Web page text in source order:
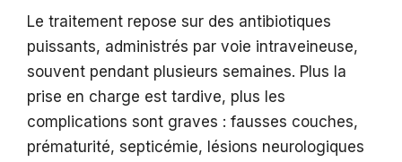
Le traitement repose sur des antibiotiques
puissants, administrés par voie intraveineuse,
souvent pendant plusieurs semaines. Plus la
prise en charge est tardive, plus les
complications sont graves : fausses couches,
prématurité, septicémie, lésions neurologiques